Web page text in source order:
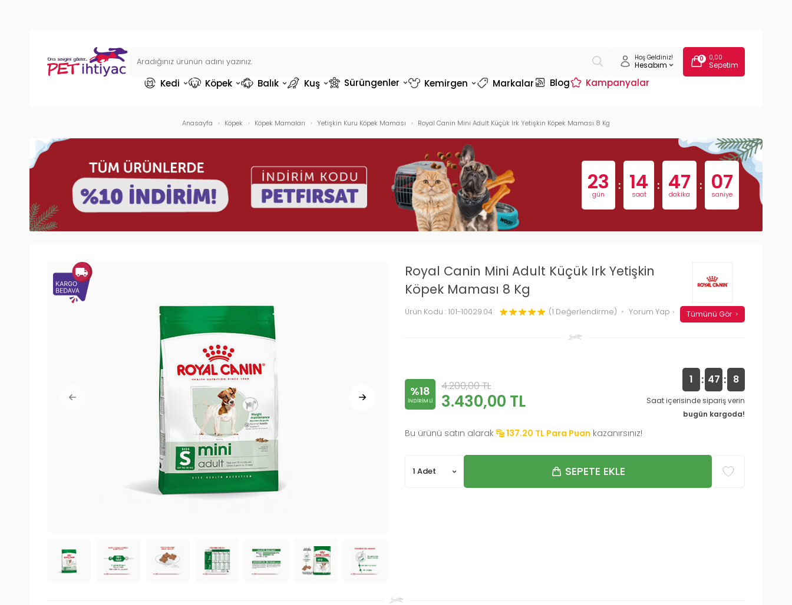
Hoş Geldiniz!
Hesabım
0 0,00
Sepetim
Kedi Köpek Balık Kuş Sürüngenler Kemirgen Markalar Blog Kampanyalar
Anasayfa Köpek Köpek Mamaları Yetişkin Kuru Köpek Maması Royal Canin Mini Adult Küçük Irk Yetişkin Köpek Maması 8 Kg
23
gün 14
saat 47
dakika 06
saniye
Royal Canin Mini Adult Küçük Irk Yetişkin
Köpek Maması 8 Kg
Ürün Kodu : 101-10029.04 (1 Değerlendirme) Yorum Yap Tümünü Gör
%18
INDIRIMLI
4.200,00TL
3.430,00 TL
1 : 47 : 7
Saat içerisinde sipariş verin
bugün kargoda!
Bu ürünü satın alarak 137.20 TL Para Puan kazanırsınız!
SEPETE EKLE